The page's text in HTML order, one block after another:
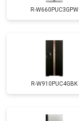
R-W660PUC3GPW
R-W910PUC4GBK